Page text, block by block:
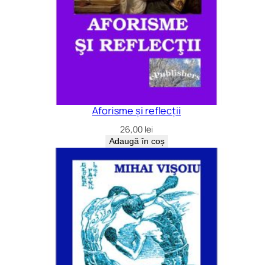
Aforisme și reflecții
26,00 lei
Adaugă în coș